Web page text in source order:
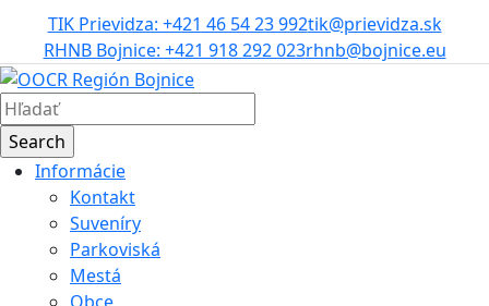
TIK Prievidza: +421 46 54 23 992tik@prievidza.sk
RHNB Bojnice: +421 918 292 023rhnb@bojnice.eu
Informácie
Kontakt
Suveníry
Parkoviská
Mestá